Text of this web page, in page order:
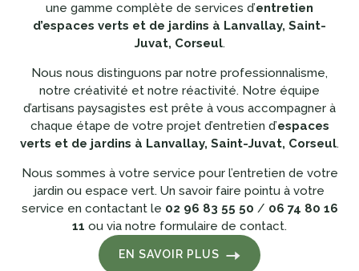
une gamme complète de services d’entretien
d’espaces verts et de jardins à Lanvallay, Saint-
Juvat, Corseul.
Nous nous distinguons par notre professionnalisme,
notre créativité et notre réactivité. Notre équipe
d’artisans paysagistes est prête à vous accompagner à
chaque étape de votre projet d’entretien d’espaces
verts et de jardins à Lanvallay, Saint-Juvat, Corseul.
Nous sommes à votre service pour l’entretien de votre
jardin ou espace vert. Un savoir faire pointu à votre
service en contactant le 02 96 83 55 50 / 06 74 80 16
11 ou via notre formulaire de contact.
EN SAVOIR PLUS